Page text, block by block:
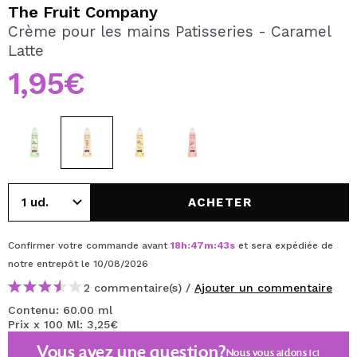
En créant un compte sur Maquibeauty.fr vous pourrez
effectuer vos achats rapidement, vérifier l'état de vos
CRÉER UN COMPTE
The Fruit Company
Crème pour les mains Patisseries - Caramel
Latte
1,95€
ACHETER
Confirmer votre commande avant 18h:47m:43s et sera expédiée de
notre entrepôt le 10/08/2026
2 commentaire(s) / Ajouter un commentaire
Contenu: 60.00 ml
Prix x 100 Ml: 3,25€
Vous avez une question?Nous vous aidonsici